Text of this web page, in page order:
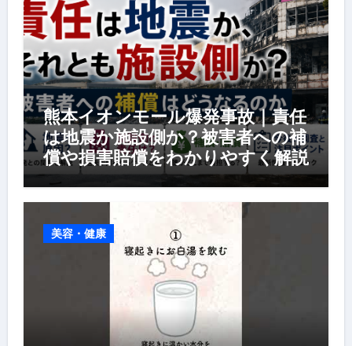
熊本イオンモール爆発事故｜責任
は地震か施設側か？被害者への補
償や損害賠償をわかりやすく解説
美容・健康